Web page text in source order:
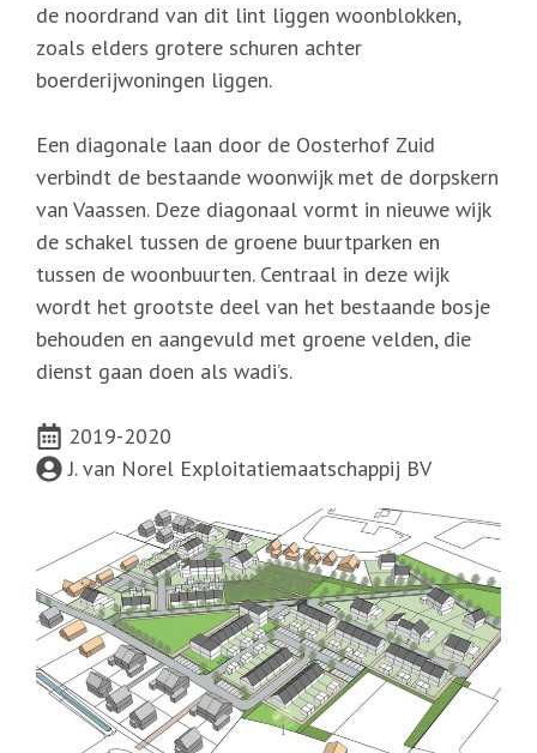
de noordrand van dit lint liggen woonblokken,
zoals elders grotere schuren achter
boerderijwoningen liggen.
Een diagonale laan door de Oosterhof Zuid
verbindt de bestaande woonwijk met de dorpskern
van Vaassen. Deze diagonaal vormt in nieuwe wijk
de schakel tussen de groene buurtparken en
tussen de woonbuurten. Centraal in deze wijk
wordt het grootste deel van het bestaande bosje
behouden en aangevuld met groene velden, die
dienst gaan doen als wadi’s.
2019-2020
J. van Norel Exploitatiemaatschappij BV